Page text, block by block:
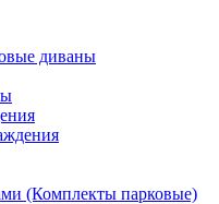
диваны
(Комплекты парковые)